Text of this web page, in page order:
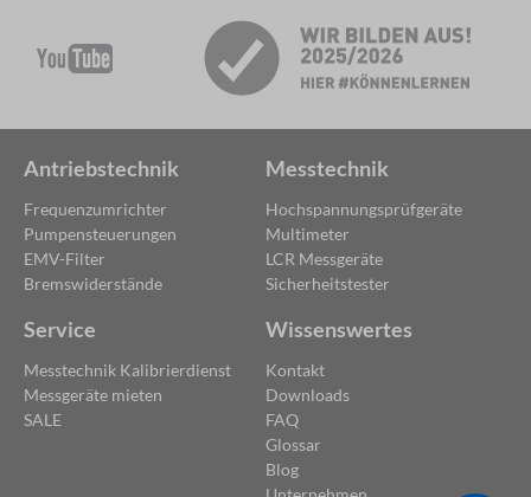
Antriebstechnik
Frequenzumrichter
Pumpensteuerungen
EMV-Filter
Bremswiderstände
Messtechnik
Hochspannungsprüfgeräte
Multimeter
LCR Messgeräte
Sicherheitstester
Service
Messtechnik Kalibrierdienst
Messgeräte mieten
SALE
Wissenswertes
Kontakt
Downloads
FAQ
Glossar
Blog